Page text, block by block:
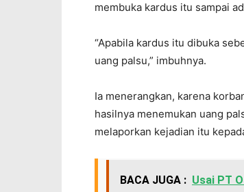
membuka kardus itu sampai
“Apabila kardus itu dibuka
uang palsu,” imbuhnya.
Ia menerangkan, karena
hasilnya menemukan uang
melaporkan kejadian itu
BACA JUGA : Usai PT